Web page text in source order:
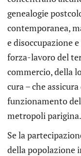
genealogie
contemporanea,
e disoccupazione
forza-lavoro del
commercio, della
cura – che
funzionamento
metropoli parigina.
Se la
della popolazione